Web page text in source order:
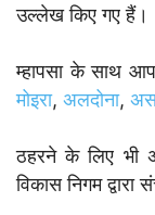
उल्लेख किए गए हैं।
म्हापसा के साथ
मोइरा, अलदोना,
ठहरने के लिए भी
विकास निगम